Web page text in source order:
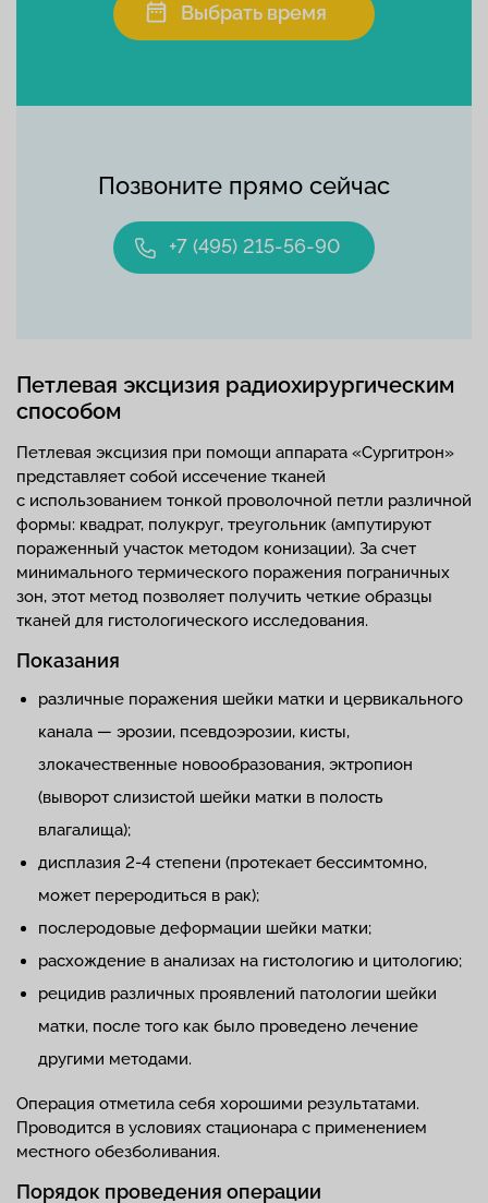
Позвоните прямо сейчас
+7 (495) 215-56-90
Выбрать время
Петлевая эксцизия радиохирургическим
способом
Петлевая эксцизия при помощи аппарата «Сургитрон»
представляет собой иссечение тканей
с использованием тонкой проволочной петли различной
формы: квадрат, полукруг, треугольник (ампутируют
пораженный участок методом конизации). За счет
минимального термического поражения пограничных
зон, этот метод позволяет получить четкие образцы
тканей для гистологического исследования.
Показания
различные поражения шейки матки и цервикального
канала — эрозии, псевдоэрозии, кисты,
злокачественные новообразования, эктропион
(выворот слизистой шейки матки в полость
влагалища);
дисплазия 2-4 степени (протекает бессимтомно,
может переродиться в рак);
послеродовые деформации шейки матки;
расхождение в анализах на гистологию и цитологию;
рецидив различных проявлений патологии шейки
матки, после того как было проведено лечение
другими методами.
Операция отметила себя хорошими результатами.
Проводится в условиях стационара c применением
местного обезболивания.
Порядок проведения операции